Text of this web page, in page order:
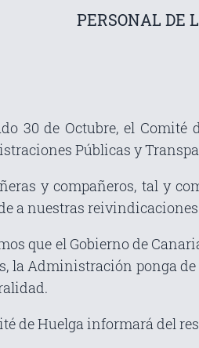
PERSONAL DE
30 de Octubre, el Comité
Públicas y
y compañeros, tal y
a nuestras
que el Gobierno de
la Administración ponga
de Huelga informará del